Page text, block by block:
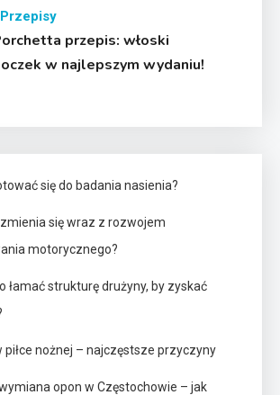
Przepisy
przepis: włoski
w najlepszym wydaniu!
się do badania nasienia?
się wraz z rozwojem
motorycznego?
łamać strukturę drużyny, by zyskać
piłce nożnej – najczęstsze przyczyny
opon w Częstochowie – jak